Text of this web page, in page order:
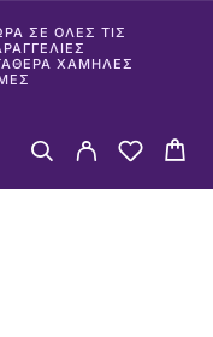
ΣΕ ΟΛΕΣ ΤΙΣ
ΧΑΜΗΛΕΣ